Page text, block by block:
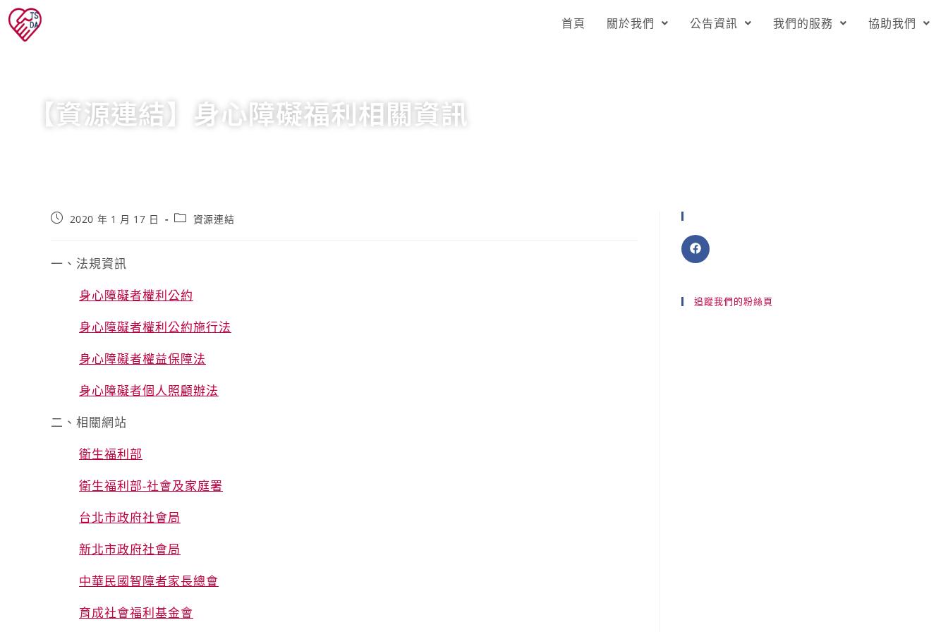
首頁 關於我們 公告資訊 我們的服務 協助我們
【資源連結】身心障礙福利相關資訊
2020 年 1 月 17 日 資源連結
一、法規資訊
身心障礙者權利公約
身心障礙者權利公約施行法
身心障礙者權益保障法
身心障礙者個人照顧辦法
二、相關網站
衛生福利部
衛生福利部-社會及家庭署
台北市政府社會局
新北市政府社會局
中華民國智障者家長總會
育成社會福利基金會
追蹤我們的粉絲頁